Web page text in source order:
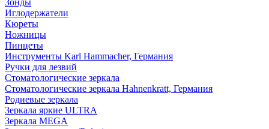
Зонды
Иглодержатели
Кюреты
Ножницы
Пинцеты
Инструменты Karl Hammacher, Германия
Ручки для лезвий
Стоматологические зеркала
Стоматологические зеркала Hahnenkratt, Германия
Родиевые зеркала
Зеркала яркие ULTRA
Зеркала MEGA